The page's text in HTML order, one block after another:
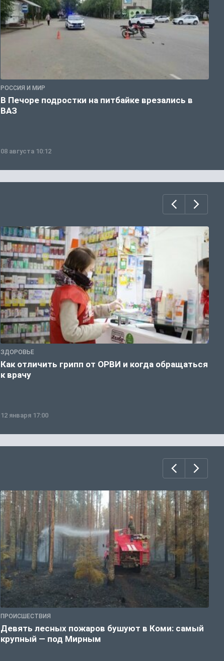
РОССИЯ И МИР
В Печоре подростки на питбайке врезались в
ВАЗ
08 августа 10:12
ЗДОРОВЬЕ
Как отличить грипп от ОРВИ и когда обращаться
к врачу
12 января 17:00
ПРОИСШЕСТВИЯ
Девять лесных пожаров бушуют в Коми: самый
крупный — под Мирным